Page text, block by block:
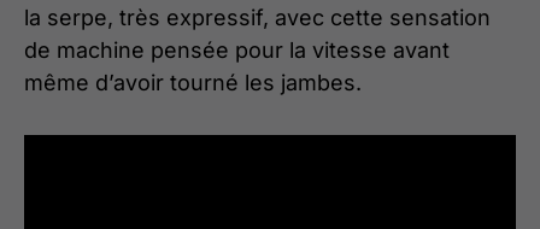
la serpe, très expressif, avec cette sensation
de machine pensée pour la vitesse avant
même d’avoir tourné les jambes.